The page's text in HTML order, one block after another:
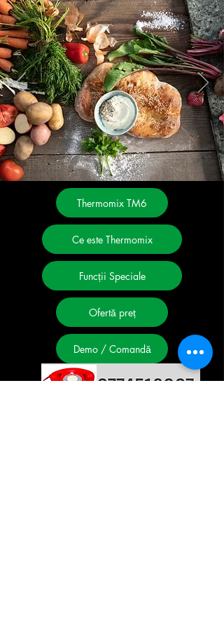
Thermomix TM6
Ce este Thermomix
Funcții Speciale
Ofertă preț
Demo / Comandă